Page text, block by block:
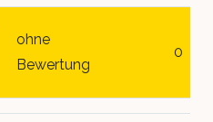
ohne
Bewertung
0